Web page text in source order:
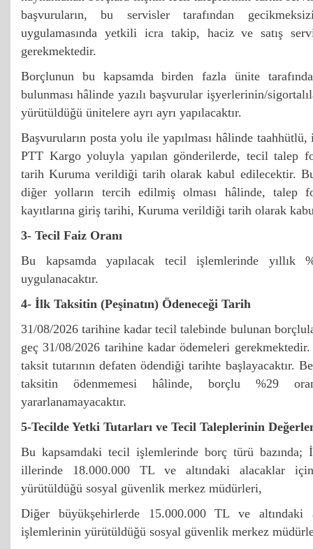
başvuruların, bu servisler tarafından
uygulamasında yetkili icra takip, haciz ve satış
gerekmektedir.
Borçlunun bu kapsamda birden fazla ünite
bulunması hâlinde yazılı başvurular işyerlerinin/
yürütüldüğü ünitelere ayrı ayrı yapılacaktır.
Başvuruların posta yolu ile yapılması hâlinde
PTT Kargo yoluyla yapılan gönderilerde, tecil talep
tarih Kuruma verildiği tarih olarak kabul edilecektir.
diğer yolların tercih edilmiş olması hâlinde, talep
kayıtlarına giriş tarihi, Kuruma verildiği tarih olarak
3- Tecil Faiz Oranı
Bu kapsamda yapılacak tecil işlemlerinde yıllık
uygulanacaktır.
4- İlk Taksitin (Peşinatın) Ödeneceği Tarih
31/08/2026 tarihine kadar tecil talebinde bulunan
geç 31/08/2026 tarihine kadar ödemeleri
taksit tutarının defaten ödendiği tarihte başlayacaktır.
taksitin ödenmemesi hâlinde, borçlu %29
yararlanamayacaktır.
5-Tecilde Yetki Tutarları ve Tecil Taleplerinin
Bu kapsamdaki tecil işlemlerinde borç türü bazında;
illerinde 18.000.000 TL ve altındaki alacaklar
yürütüldüğü sosyal güvenlik merkez müdürleri,
Diğer büyükşehirlerde 15.000.000 TL ve
işlemlerinin yürütüldüğü sosyal güvenlik merkez